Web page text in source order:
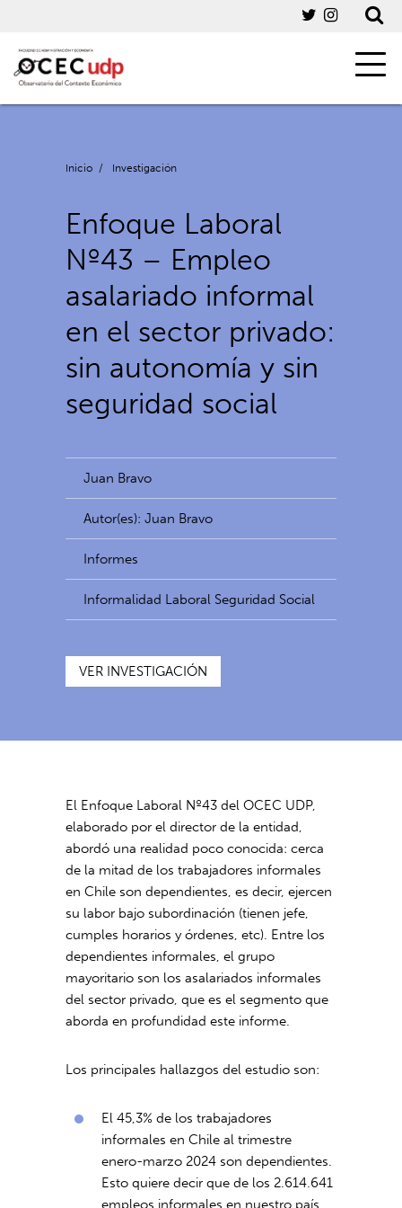
Inicio / Investigación
Enfoque Laboral
Nº43 – Empleo
asalariado informal
en el sector privado:
sin autonomía y sin
seguridad social
Juan Bravo
Autor(es): Juan Bravo
Informes
Informalidad Laboral Seguridad Social
VER INVESTIGACIÓN
El Enfoque Laboral Nº43 del OCEC UDP,
elaborado por el director de la entidad,
abordó una realidad poco conocida: cerca
de la mitad de los trabajadores informales
en Chile son dependientes, es decir, ejercen
su labor bajo subordinación (tienen jefe,
cumples horarios y órdenes, etc). Entre los
dependientes informales, el grupo
mayoritario son los asalariados informales
del sector privado, que es el segmento que
aborda en profundidad este informe.
Los principales hallazgos del estudio son:
El 45,3% de los trabajadores
informales en Chile al trimestre
enero-marzo 2024 son dependientes.
Esto quiere decir que de los 2.614.641
empleos informales en nuestro país,